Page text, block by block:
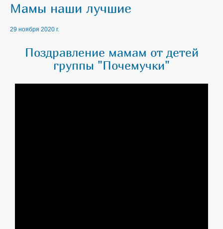
Мамы наши лучшие
29 ноября 2020 г.
Поздравление мамам от детей
группы "Почемучки"